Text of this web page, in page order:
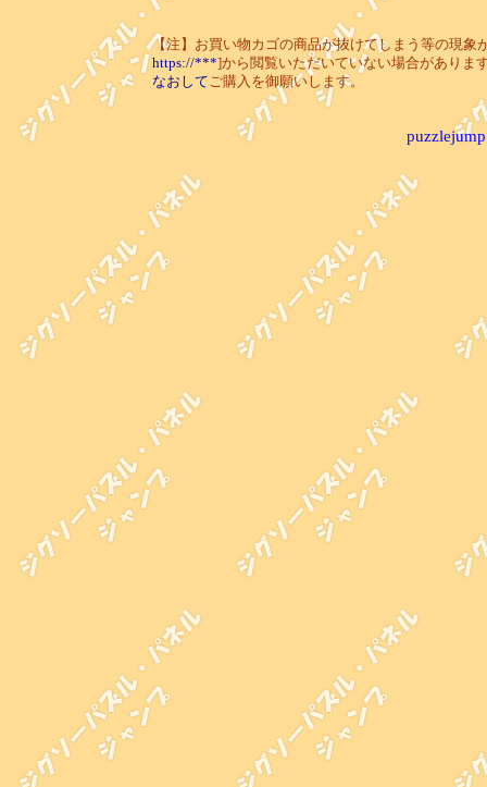
【注】お買い物カゴの商品が抜けてしまう等の現象
https://***]から閲覧いただいていない場合がありま
なおしてご購入を御願いします。